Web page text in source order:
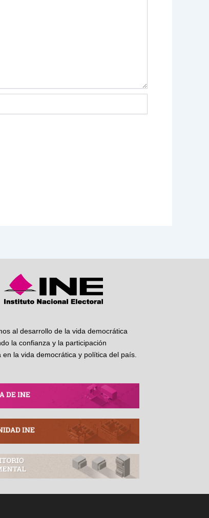
al desarrollo de la vida democrática
la confianza y la participación
en la vida democrática y política del país.